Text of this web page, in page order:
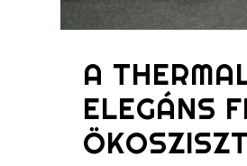
A
ELEGÁNS